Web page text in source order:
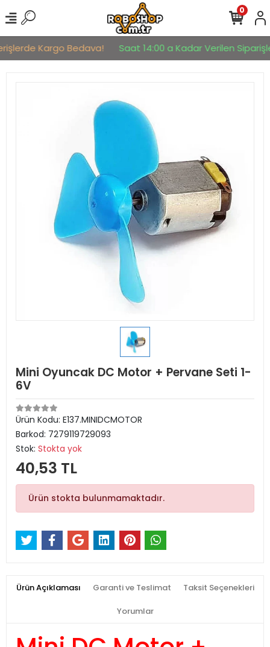
Kargo Bedava! Saat 14:00 a Kadar Verilen
0
Mini Oyuncak DC Motor + Pervane Seti 1-
6V
Ürün Kodu: E137.MINIDCMOTOR
Barkod: 7279119729093
Stok: Stokta yok
40,53 TL
Ürün stokta bulunmamaktadır.
Ürün Açıklaması Garanti ve Teslimat Taksit Seçenekleri
Yorumlar